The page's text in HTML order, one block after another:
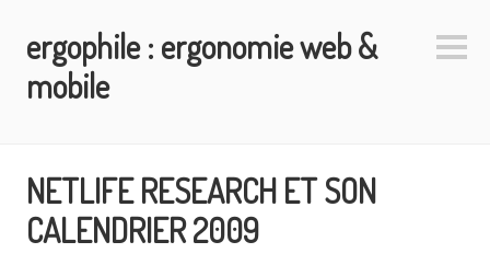
contenu
principal
ergophile : ergonomie web &
mobile
NETLIFE RESEARCH ET SON
CALENDRIER 2009